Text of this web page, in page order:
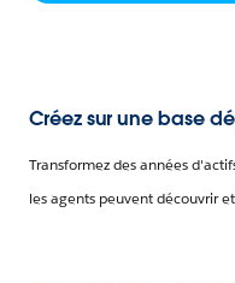
Créez sur une base
Transformez des années
les agents peuvent découvrir